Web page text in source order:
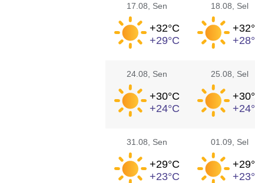
17.08 , Sen
+32°C
+29°C
18.08 , Sel
+32°
+28°
24.08 , Sen
+30°C
+24°C
25.08 , Sel
+30°
+24°
31.08 , Sen
+29°C
+23°C
01.09 , Sel
+29°
+23°